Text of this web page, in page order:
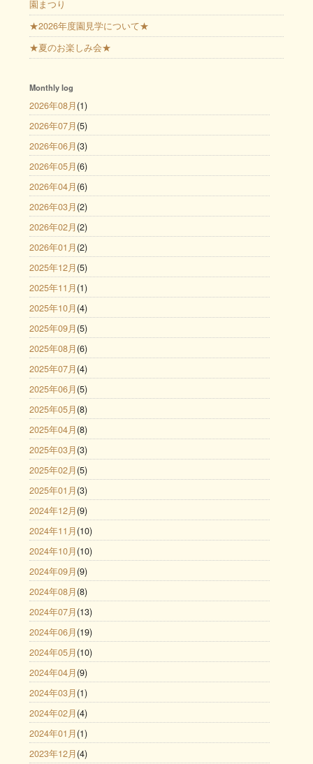
園まつり
★2026年度園見学について★
★夏のお楽しみ会★
Monthly log
2026年08月 (1)
2026年07月 (5)
2026年06月 (3)
2026年05月 (6)
2026年04月 (6)
2026年03月 (2)
2026年02月 (2)
2026年01月 (2)
2025年12月 (5)
2025年11月 (1)
2025年10月 (4)
2025年09月 (5)
2025年08月 (6)
2025年07月 (4)
2025年06月 (5)
2025年05月 (8)
2025年04月 (8)
2025年03月 (3)
2025年02月 (5)
2025年01月 (3)
2024年12月 (9)
2024年11月 (10)
2024年10月 (10)
2024年09月 (9)
2024年08月 (8)
2024年07月 (13)
2024年06月 (19)
2024年05月 (10)
2024年04月 (9)
2024年03月 (1)
2024年02月 (4)
2024年01月 (1)
2023年12月 (4)